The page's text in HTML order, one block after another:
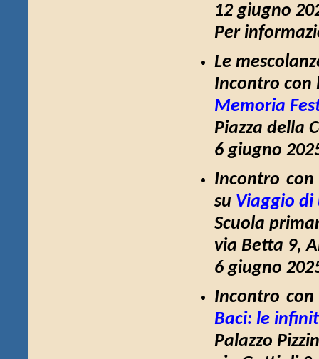
12 giugno
Per
Le
Incontro
Memoria
Piazza della
6 giugno
Incontro
su Viaggio di
Scuola
via Betta 9,
6 giugno
Incontro
Baci: le
Palazzo